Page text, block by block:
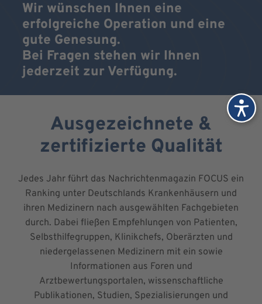
Wir wünschen Ihnen eine
erfolgreiche Operation und eine
gute Genesung.
Bei Fragen stehen wir Ihnen
jederzeit zur Verfügung.
Ausgezeichnete &
zertifizierte Qualität
Jedes Jahr führt das Nachrichtenmagazin FOCUS ein
Ranking unter Deutschlands Krankenhäusern und
ihren Medizinern nach ausgewählten Fachgebieten
durch. Dabei fließen Empfehlungen von Patienten,
Selbsthilfegruppen, Klinikchefs, Oberärzten und
niedergelassenen Medizinern mit ein sowie
Informationen aus Foren und
Arztbewertungsportalen, wissenschaftliche
Publikationen, Studien, Spezialisierungen und